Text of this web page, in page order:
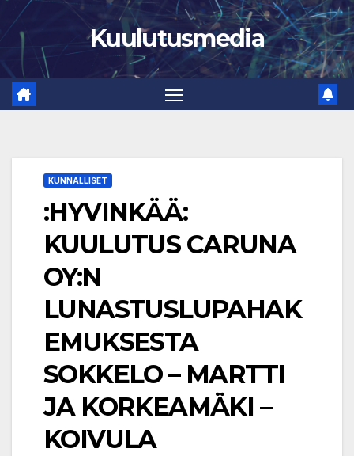
Skip
content
Kuulutusmedia
KUNNALLISET
:HYVINKÄÄ:
KUULUTUS CARUNA
OY:N
LUNASTUSLUPAHAK
EMUKSESTA
SOKKELO – MARTTI
JA KORKEAMÄKI –
KOIVULA